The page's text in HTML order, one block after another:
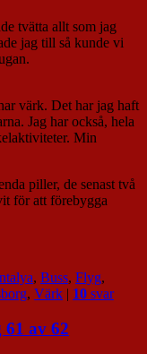
tvätta allt som jag
jag till så kunde vi
värk. Det har jag haft
Jag har också, hela
Min
piller, de senast två
för att förebygga
, Buss, Flyg,
, Värk | 10 svar
av 62